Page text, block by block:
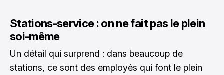
Stations-service : on ne fait pas le plein
soi-même
Un détail qui surprend : dans beaucoup de
stations, ce sont des employés qui font le plein